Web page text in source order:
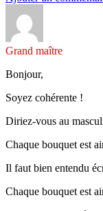
Grand maître
Bonjour,
Soyez cohérente !
Diriez-vous au
Chaque bouquet est
Il faut bien entendu
Chaque bouquet est